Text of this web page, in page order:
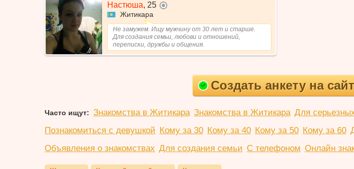
Настюша, 25
Житикара
Не замужем. Ищу мужчину от 30 лет и старше.
Для создания семьи, любови и отношений,
переписки, дружбы и общения.
Создать анкету на
Часто ищут: Знакомства в Житикара Знакомства в Житикара Для
Познакомиться с девушкой Кому за 30 Кому за 40 Кому за 50 Кому за 60
Объявления о знакомствах Для создания семьи С телефоном Онлайн